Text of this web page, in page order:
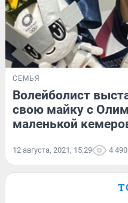
СЕМЬЯ
Волейболист
свою майку с
маленькой
12 августа, 2021, 15:29 4 490